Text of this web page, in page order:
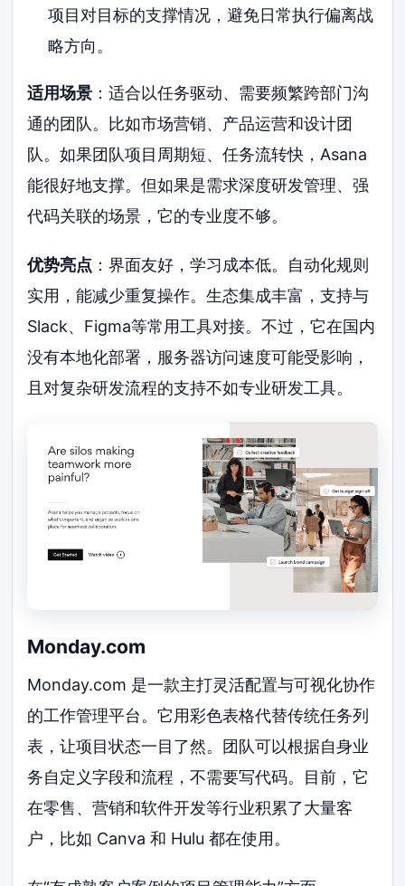
项目对目标的支撑情况，避免日常执行偏离战
略方向。
适用场景 ：适合以任务驱动、需要频繁跨部门沟
通的团队。比如市场营销、产品运营和设计团
队。如果团队项目周期短、任务流转快，Asana
能很好地支撑。但如果是需求深度研发管理、强
代码关联的场景，它的专业度不够。
优势亮点 ：界面友好，学习成本低。自动化规则
实用，能减少重复操作。生态集成丰富，支持与
Slack、Figma等常用工具对接。不过，它在国内
没有本地化部署，服务器访问速度可能受影响，
且对复杂研发流程的支持不如专业研发工具。
Monday.com
Monday.com 是一款主打灵活配置与可视化协作
的工作管理平台。它用彩色表格代替传统任务列
表，让项目状态一目了然。团队可以根据自身业
务自定义字段和流程，不需要写代码。目前，它
在零售、营销和软件开发等行业积累了大量客
户，比如 Canva 和 Hulu 都在使用。